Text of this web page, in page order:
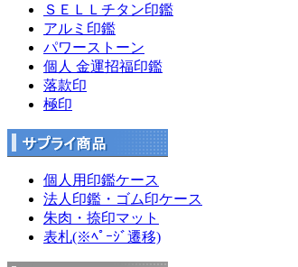
ＳＥＬＬチタン印鑑
アルミ印鑑
パワーストーン
個人 金運招福印鑑
落款印
極印
個人用印鑑ケース
法人印鑑・ゴム印ケース
朱肉・捺印マット
表札(※ﾍﾟｰｼﾞ遷移)